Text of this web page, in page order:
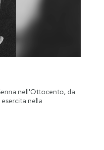
nell'Ottocento, da
nella